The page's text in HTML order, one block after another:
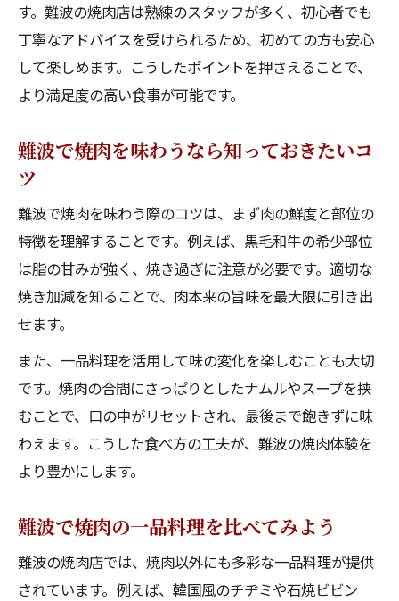
す。難波の焼肉店は熟練のスタッフが多く、初心者でも
丁寧なアドバイスを受けられるため、初めての方も安心
して楽しめます。こうしたポイントを押さえることで、
より満足度の高い食事が可能です。
難波で焼肉を味わうなら知っておきたいコ
ツ
難波で焼肉を味わう際のコツは、まず肉の鮮度と部位の
特徴を理解することです。例えば、黒毛和牛の希少部位
は脂の甘みが強く、焼き過ぎに注意が必要です。適切な
焼き加減を知ることで、肉本来の旨味を最大限に引き出
せます。
また、一品料理を活用して味の変化を楽しむことも大切
です。焼肉の合間にさっぱりとしたナムルやスープを挟
むことで、口の中がリセットされ、最後まで飽きずに味
わえます。こうした食べ方の工夫が、難波の焼肉体験を
より豊かにします。
難波で焼肉の一品料理を比べてみよう
難波の焼肉店では、焼肉以外にも多彩な一品料理が提供
されています。例えば、韓国風のチヂミや石焼ビビン